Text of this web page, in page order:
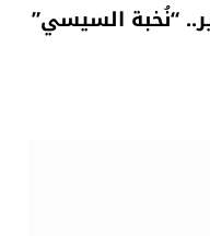
“نُخبة السيسي”